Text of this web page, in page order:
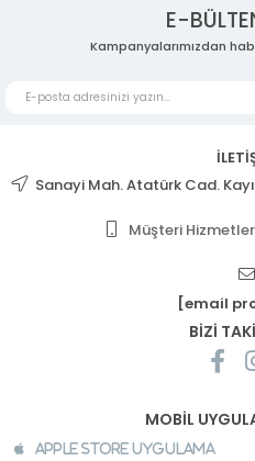
E-
Kampanyalarımızdan
Sanayi Mah. Atatürk Cad.
Müşteri
[email
BİZİ
MOBİL
Apple Store Uygulama